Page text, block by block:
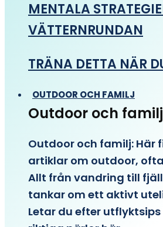
MENTALA
VÄTTERNRUNDAN
TRÄNA DETTA NÄR
OUTDOOR OCH FAMILJ
Outdoor och familj
Outdoor och familj: Här
artiklar om outdoor,
Allt från vandring till
tankar om ett aktivt
Letar du efter utflyktsips